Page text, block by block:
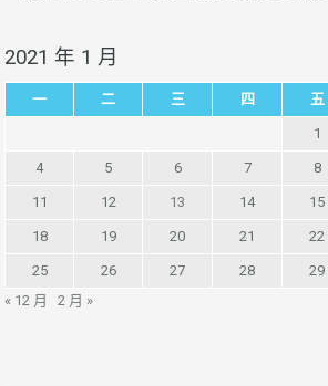
2021 年 1 月
一 二 三 四 五
1
4 5 6 7 8
11 12 13 14 15
18 19 20 21 22
25 26 27 28 29
« 12 月
2 月 »